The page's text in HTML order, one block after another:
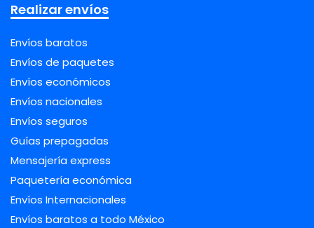
Realizar envíos
Envíos baratos
Envíos de paquetes
Envíos económicos
Envíos nacionales
Envíos seguros
Guías prepagadas
Mensajería express
Paquetería económica
Envíos Internacionales
Envíos baratos a todo México